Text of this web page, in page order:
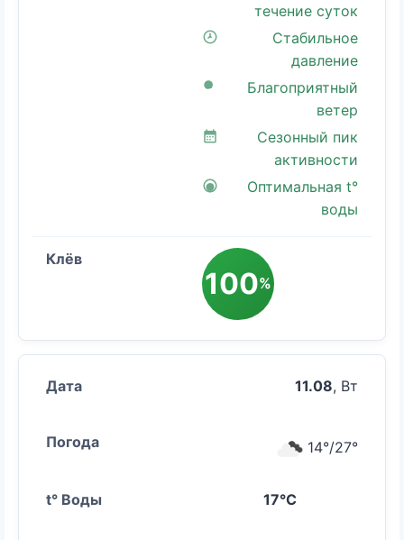
течение суток
Стабильное
давление
Благоприятный
ветер
Сезонный пик
активности
Оптимальная t°
воды
100%
11.08, Вт
14°/27°
17°C